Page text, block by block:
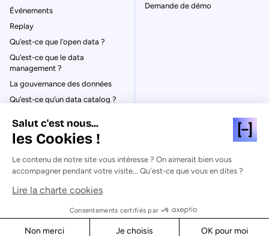
Événements
Replay
Qu’est-ce que l’open data ?
Qu’est-ce que le data
management ?
La gouvernance des données
Qu’est-ce qu’un data catalog ?
Demande de démo
© Huwise 2026
Politique de Confidentialité
Mentions légales & CGU
Salut c'est nous...
les Cookies !
Le contenu de notre site vous intéresse ? On aimerait bien vous
accompagner pendant votre visite... Qu'est-ce que vous en dites ?
Lire la charte cookies
Consentements certifiés par
Non merci Je choisis OK pour moi